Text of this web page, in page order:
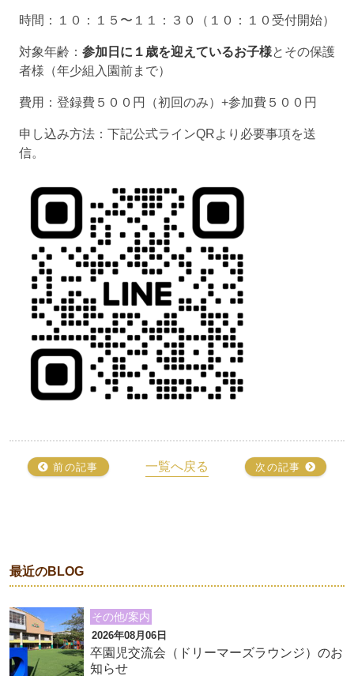
時間：１０：１５〜１１：３０（１０：１０受付開始）
対象年齢： 参加日に１歳を迎えているお子様とその保護
者様（年少組入園前まで）
費用：登録費５００円（初回のみ）+参加費５００円
申し込み方法：下記公式ラインQRより必要事項を送
信。
前の記事 一覧へ戻る 次の記事
最近のBLOG
その他/案内
2026年08月06日
卒園児交流会（ドリーマーズラウンジ）のお
知らせ